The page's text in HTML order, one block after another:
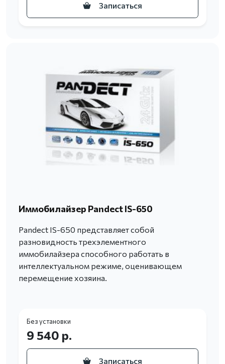
Записаться
Иммобилайзер Pandect IS-650
Pandect IS-650 представляет собой
разновидность трехэлементного
иммобилайзера способного работать в
интеллектуальном режиме, оценивающем
перемещение хозяина.
Без установки
9 540 р.
Записаться